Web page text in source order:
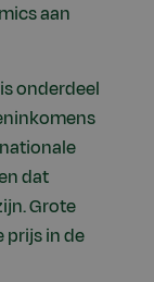
aan
onderdeel
dat
Grote
prijs in de